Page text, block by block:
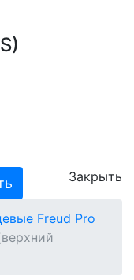
Закрыть
Freud Pro